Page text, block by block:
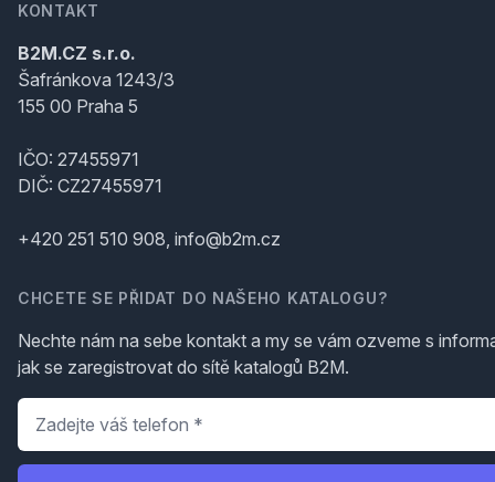
KONTAKT
B2M.CZ s.r.o.
Šafránkova 1243/3
155 00 Praha 5
IČO: 27455971
DIČ: CZ27455971
+420 251 510 908, info@b2m.cz
CHCETE SE PŘIDAT DO NAŠEHO KATALOGU?
Nechte nám na sebe kontakt a my se vám ozveme s
jak se zaregistrovat do sítě katalogů B2M.
Telefon